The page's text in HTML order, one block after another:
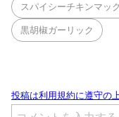
スパイシーチキンマッ
黒胡椒ガーリック